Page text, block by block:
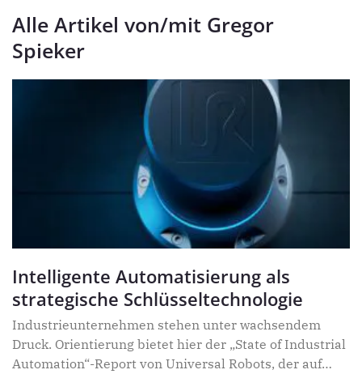
Alle Artikel von/mit Gregor
Spieker
Intelligente Automatisierung als
strategische Schlüsseltechnologie
Industrieunternehmen stehen unter wachsendem
Druck. Orientierung bietet hier der „State of Industrial
Automation“-Report von Universal Robots, der auf